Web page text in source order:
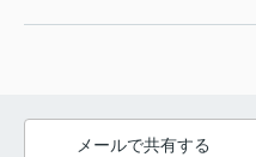
メールで共有する